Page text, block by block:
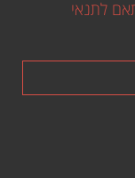
לתנאי